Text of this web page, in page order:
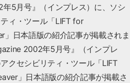
5月号』（インプレス）に、ソシ
ィ・ツール「LIFT for
日本語版の紹介記事が掲載されま
2002年5月号』（インプレ
クセシビリティ・ツール「LIFT
」日本語版の紹介記事が掲載さ